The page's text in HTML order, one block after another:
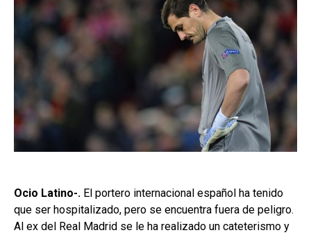
Ocio Latino-. El portero internacional español ha tenido
que ser hospitalizado, pero se encuentra fuera de peligro.
Al ex del Real Madrid se le ha realizado un cateterismo y